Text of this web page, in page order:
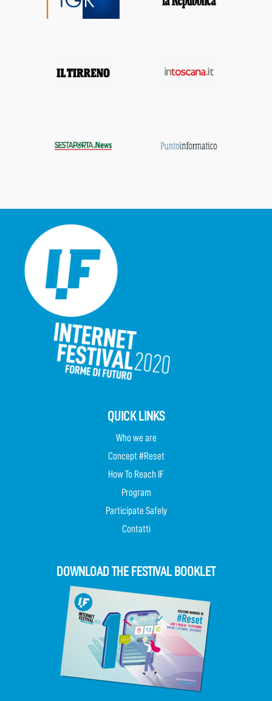
QUICK LINKS
Who we are
Concept #Reset
How To Reach IF
Program
Participate Safely
Contatti
DOWNLOAD THE FESTIVAL BOOKLET